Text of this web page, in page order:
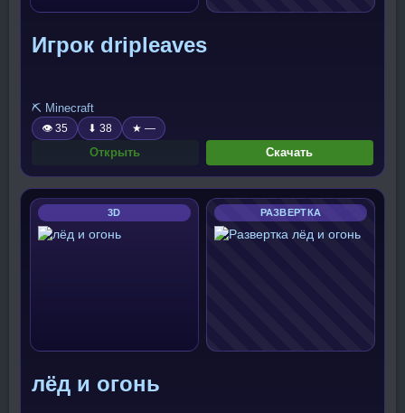
Игрок dripleaves
⛏️ Minecraft
👁 35 ⬇ 38 ★ —
Открыть Скачать
3D РАЗВЕРТКА
лёд и огонь